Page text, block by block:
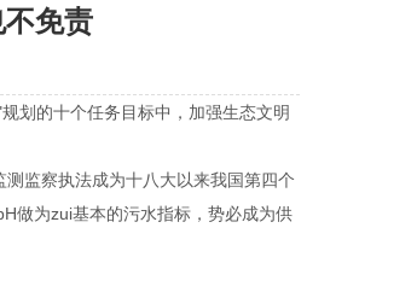
免责
划的十个任务目标中，加强生态文明
监察执法成为十八大以来我国第四个
做为zui基本的污水指标，势必成为供